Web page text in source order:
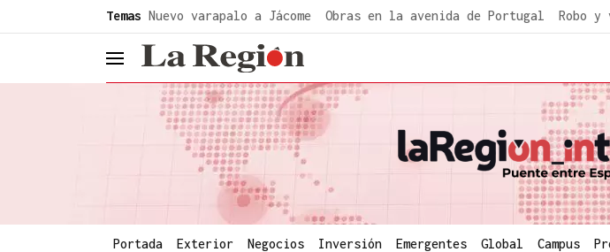
Temas Nuevo varapalo a Jácome Obras en la avenida de Portugal Robo y
header.menu.open
Portada Exterior Negocios Inversión Emergentes Global Campus